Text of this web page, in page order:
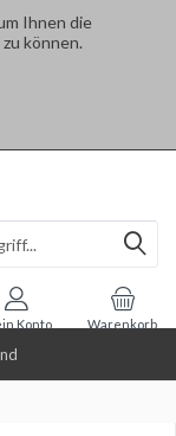
Ihnen die
können.
Warenkorb
Konto